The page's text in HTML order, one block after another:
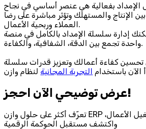
الإمداد بفعالية هي عنصر أساسي في نجاح
الإنتاج والمستهلك وتؤثر مباشرة على رضا
العملاء وربحية الأعمال.
إدارة سلسلة الإمداد بالكامل في منصة
واحدة تجمع بين الدقة، الشفافية، والكفاءة.
كفاءة أعمالك وتعزيز قدرات سلسلة
الآن باستخدام التجربة المجانية
احجز‎ عرض توضيحي الآن!
تعرّف أكثر على حلول وازن ERP المتكاملة لتشغيل الأعمال،
واكتشف مستقبل الحوكمة الرقمية